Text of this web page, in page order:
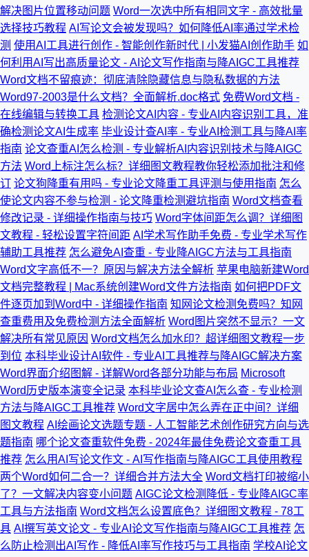
解决图片位置移动问题 Word一次选中所有相同文字 - 高效批量
选择技巧教程 AI写论文会被发现吗？如何降低AI率通过学术检
测 使用AI工具进行创作 - 智能创作新时代 | 小发猫AI创作助手 如
何利用AI写出高质量论文 - AI论文写作指南与降AIGC工具推荐
Word文档不留痕迹：彻底清除隐藏信息与隐私数据的方法
Word97-2003是什么文档？全面解析.doc格式 免费Word文档 -
在线编辑与转换工具 检测论文AI内容 - 专业AI内容识别工具，准
确检测论文AI生成率 毕业设计查AI率 - 专业AI检测工具与降AI率
指南 论文查重AI怎么检测 - 专业解析AI内容识别技术与降AIGC
方法 Word上标注怎么标？详细图文教程教你轻松添加批注和修
订 论文狗降重有用吗 - 专业论文降重工具评测与使用指南 怎么
使论文内容不参与检测 - 论文降重检测避坑指南 Word文档查看
修改记录 - 详细操作指南与技巧 Word字体间距怎么调？详细图
文教程 - 轻松设置字符间距 AI学术写作助手免费 - 专业学术写作
辅助工具推荐 怎么避免AI查重 - 专业降AIGC方法与工具指南
Word文字高低不一？原因与解决方法全解析 苹果电脑新建Word
文档完整教程 | Mac系统创建Word文件方法指南 如何把PDF文
件逐页加到Word中 - 详细操作指南 知网论文检测免费吗？知网
查重费用及免费检测方法全面解析 Word图片突然不显示？一文
解决所有常见原因 Word文档怎么加水印？超详细图文教程一步
到位 本科毕业设计AI软件 - 专业AI工具推荐与降AIGC解决方案
Word界面介绍图解 - 详解Word各部分功能与布局 Microsoft
Word历史版本演变全记录 本科毕业论文查AI怎么查 - 专业检测
方法与降AIGC工具推荐 Word文字居中怎么弄在正中间？详细
图文教程 AI绘画论文选题专题 - 人工智能艺术创作研究方向与选
题指南 哪个论文查重软件免费 - 2024年最佳免费论文查重工具
推荐 怎么用AI写论文作文 - AI写作指南与降AIGC工具使用教程
两个Word如何二合一？详细合并方法大全 Word文档打印被缩小
了？一文解决内容变小问题 AIGC论文检测降低 - 专业降AIGC率
工具与方法指南 Word文档怎么设置底色？详细图文教程 - 78工
具 AI撰写英文论文 - 专业AI论文写作指南与降AIGC工具推荐 怎
么防止检测出AI写作 - 降低AI率写作技巧与工具指南 学校AI论文